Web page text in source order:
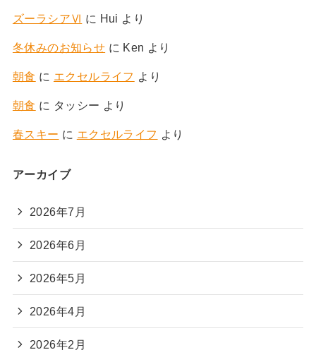
ズーラシアⅥ に Hui より
冬休みのお知らせ に Ken より
朝食 に エクセルライフ より
朝食 に タッシー より
春スキー に エクセルライフ より
アーカイブ
2026年7月
2026年6月
2026年5月
2026年4月
2026年2月